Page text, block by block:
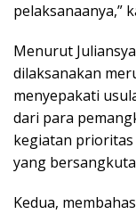
pelaksanaanya,”
Menurut
dilaksanakan
menyepakati
dari para
kegiatan prioritas
yang
Kedua,